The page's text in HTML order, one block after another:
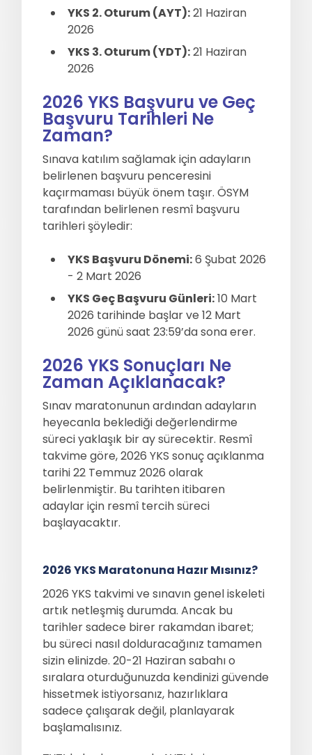
YKS 2. Oturum (AYT):21 Haziran
2026
YKS 3. Oturum (YDT):21 Haziran
2026
2026 YKS Başvuru ve Geç
Başvuru Tarihleri Ne
Zaman?
Sınava katılım sağlamak için adayların
belirlenen başvuru penceresini
kaçırmaması büyük önem taşır. ÖSYM
tarafından belirlenen resmî başvuru
tarihleri şöyledir:
YKS Başvuru Dönemi:6 Şubat 2026
- 2 Mart 2026
YKS Geç Başvuru Günleri:10 Mart
2026 tarihinde başlar ve 12 Mart
2026 günü saat 23:59’da sona erer.
2026 YKS Sonuçları Ne
Zaman Açıklanacak?
Sınav maratonunun ardından adayların
heyecanla beklediği değerlendirme
süreci yaklaşık bir ay sürecektir. Resmî
takvime göre, 2026 YKS sonuç açıklanma
tarihi 22 Temmuz 2026 olarak
belirlenmiştir. Bu tarihten itibaren
adaylar için resmî tercih süreci
başlayacaktır.
2026 YKS Maratonuna Hazır Mısınız?
2026 YKS takvimi ve sınavın genel iskeleti
artık netleşmiş durumda. Ancak bu
tarihler sadece birer rakamdan ibaret;
bu süreci nasıl dolduracağınız tamamen
sizin elinizde. 20-21 Haziran sabahı o
sıralara oturduğunuzda kendinizi güvende
hissetmek istiyorsanız, hazırlıklara
sadece çalışarak değil, planlayarak
başlamalısınız.